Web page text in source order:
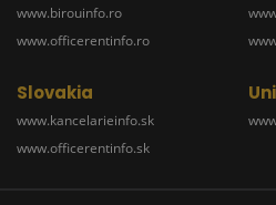
www.birouinfo.ro
www.officerentinfo.ro
Slovakia
www.kancelarieinfo.sk
www.officerentinfo.sk